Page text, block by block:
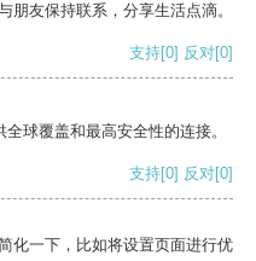
朋友保持联系，分享生活点滴。
支持[0] 反对[0]
球覆盖和最高安全性的连接。
支持[0] 反对[0]
化一下，比如将设置页面进行优